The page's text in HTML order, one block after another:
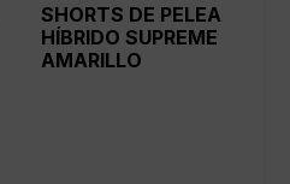
SHORTS DE PELEA
HÍBRIDO SUPREME
AMARILLO